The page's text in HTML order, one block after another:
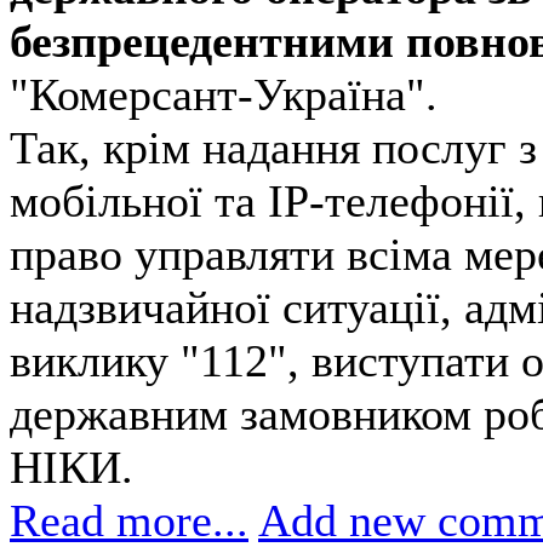
безпрецедентними
"Комерсант-Україна".
Так, крім надання послуг
мобільної та IP-
право управляти всіма
надзвичайної ситуації,
виклику "112", виступати
державним замовником
НІКИ.
Read more... Add new